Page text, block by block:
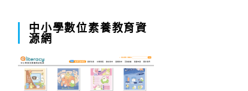
中小學數位素養教育資
源網